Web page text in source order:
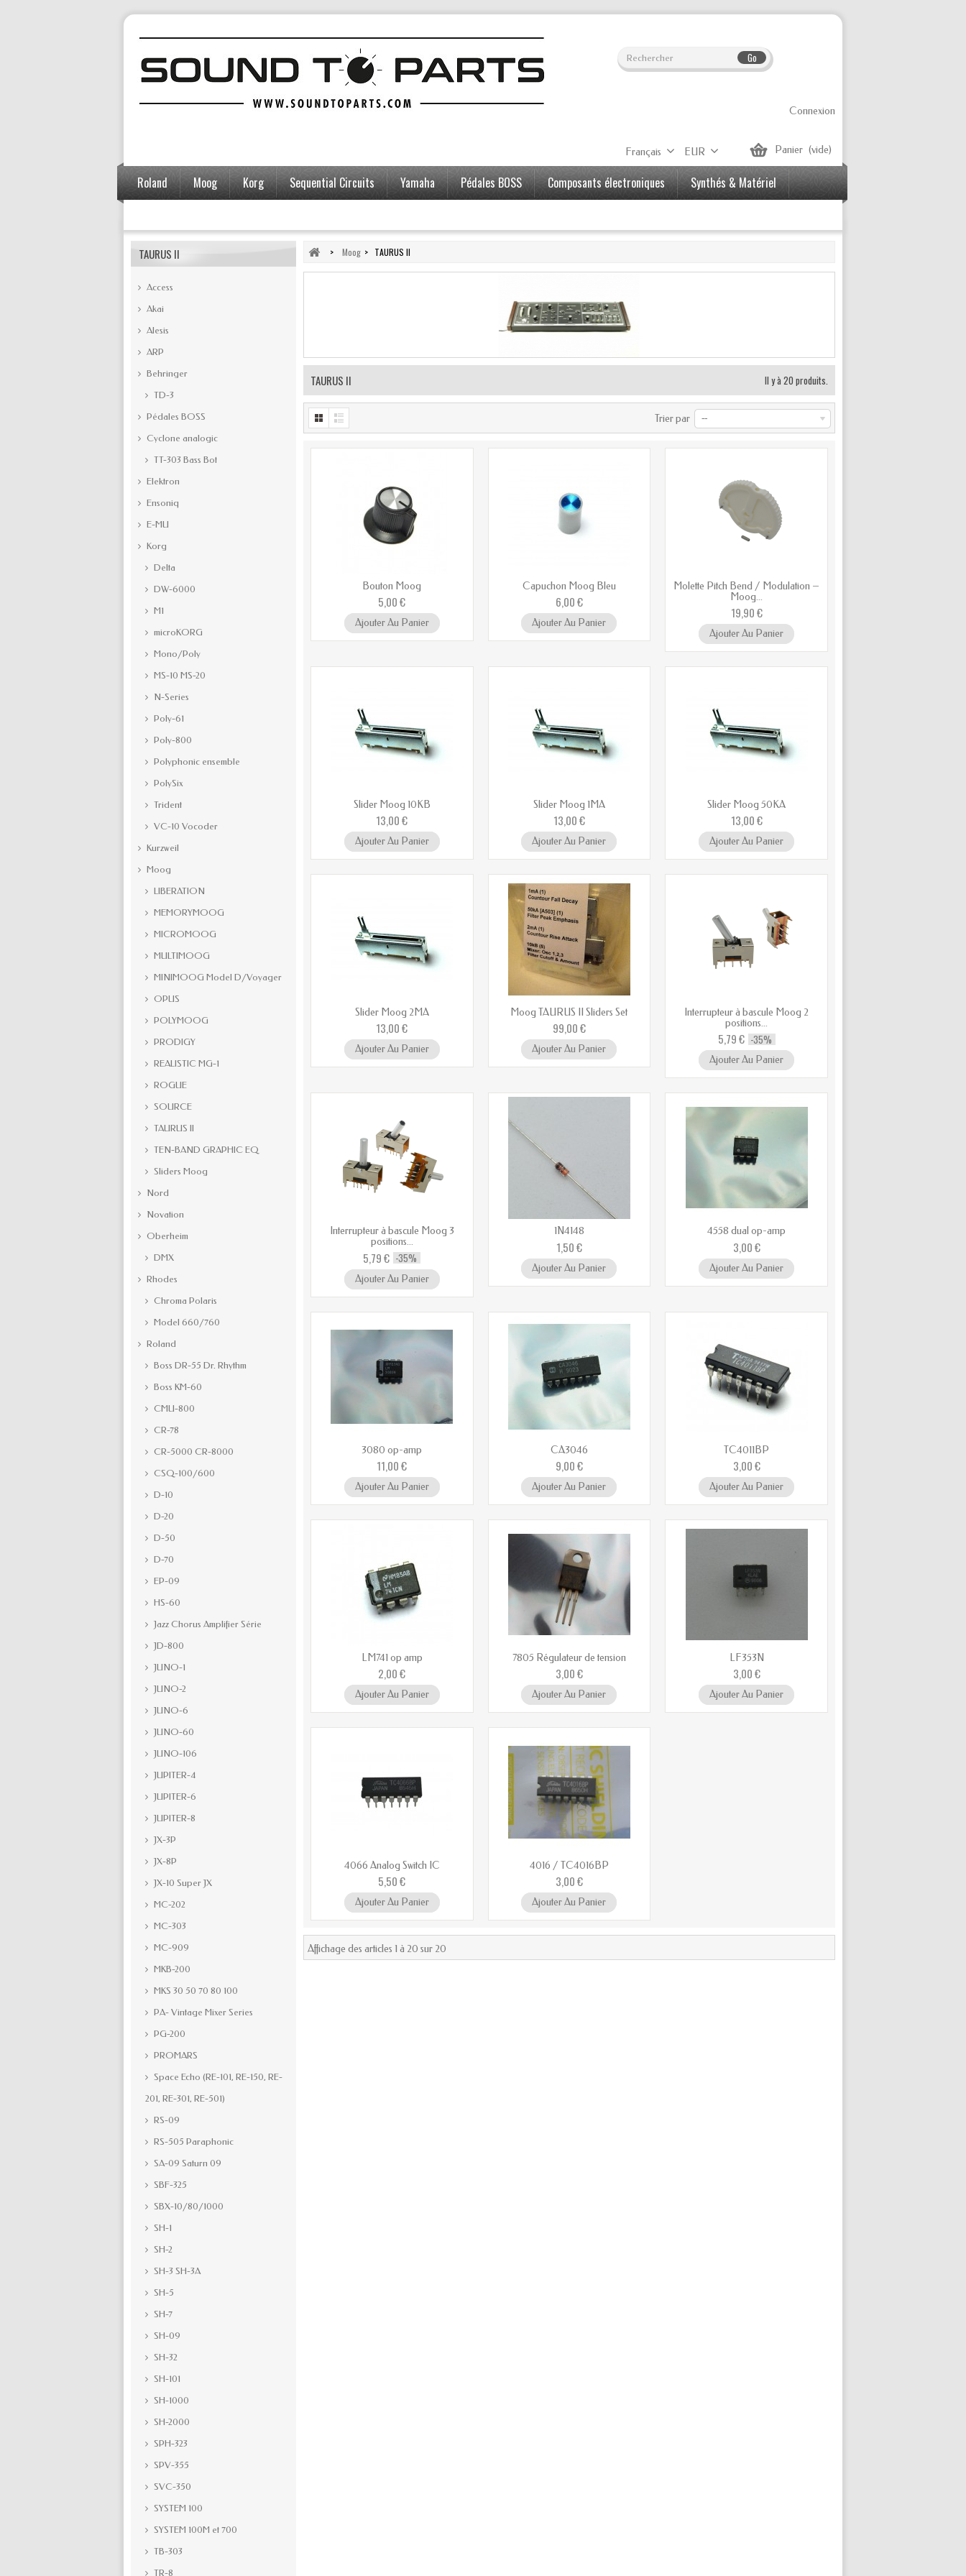
Go
Connexion
Panier (vide)
EUR
Français
Roland Moog Korg Sequential Circuits Yamaha Pédales BOSS Composants électroniques
Synthés & Matériel
TAURUS II
Access
Akai
Alesis
ARP
Behringer
TD-3
Pédales BOSS
Cyclone analogic
TT-303 Bass Bot
Elektron
Ensoniq
E-MU
Korg
Delta
DW-6000
M1
microKORG
Mono/Poly
MS-10 MS-20
N-Series
Poly-61
Poly-800
Polyphonic ensemble
PolySix
Trident
VC-10 Vocoder
Kurzweil
Moog
LIBERATION
MEMORYMOOG
MICROMOOG
MULTIMOOG
MINIMOOG Model D/Voyager
OPUS
POLYMOOG
PRODIGY
REALISTIC MG-1
ROGUE
SOURCE
TAURUS II
TEN-BAND GRAPHIC EQ
Sliders Moog
Nord
Novation
Oberheim
DMX
Rhodes
Chroma Polaris
Model 660/760
Roland
Boss DR-55 Dr. Rhythm
Boss KM-60
CMU-800
CR-78
CR-5000 CR-8000
CSQ-100/600
D-10
D-20
D-50
D-70
EP-09
HS-60
Jazz Chorus Amplifier Série
JD-800
JUNO-1
JUNO-2
JUNO-6
JUNO-60
JUNO-106
JUPITER-4
JUPITER-6
JUPITER-8
JX-3P
JX-8P
JX-10 Super JX
MC-202
MC-303
MC-909
MKB-200
MKS 30 50 70 80 100
PA- Vintage Mixer Series
PG-200
PROMARS
Space Echo (RE-101, RE-150, RE-
201, RE-301, RE-501)
RS-09
RS-505 Paraphonic
SA-09 Saturn 09
SBF-325
SBX-10/80/1000
SH-1
SH-2
SH-3 SH-3A
SH-5
SH-7
SH-09
SH-32
SH-101
SH-1000
SH-2000
SPH-323
SPV-355
SVC-350
SYSTEM 100
SYSTEM 100M et 700
TB-303
TR-8
> Moog > TAURUS II
TAURUS II Il y à 20 produits.
Trier par --
Bouton Moog
5,00 €
Ajouter Au Panier
Capuchon Moog Bleu
6,00 €
Ajouter Au Panier
Molette Pitch Bend / Modulation –
Moog...
19,90 €
Ajouter Au Panier
Slider Moog 10KB
13,00 €
Ajouter Au Panier
Slider Moog 1MA
13,00 €
Ajouter Au Panier
Slider Moog 50KA
13,00 €
Ajouter Au Panier
Slider Moog 2MA
13,00 €
Ajouter Au Panier
Moog TAURUS II Sliders Set
99,00 €
Ajouter Au Panier
Interrupteur à bascule Moog 2
positions...
5,79 € -35%
Ajouter Au Panier
Interrupteur à bascule Moog 3
positions...
5,79 € -35%
Ajouter Au Panier
1N4148
1,50 €
Ajouter Au Panier
4558 dual op-amp
3,00 €
Ajouter Au Panier
3080 op-amp
11,00 €
Ajouter Au Panier
CA3046
9,00 €
Ajouter Au Panier
TC4011BP
3,00 €
Ajouter Au Panier
LM741 op amp
2,00 €
Ajouter Au Panier
7805 Régulateur de tension
3,00 €
Ajouter Au Panier
LF353N
3,00 €
Ajouter Au Panier
4066 Analog Switch IC
5,50 €
Ajouter Au Panier
4016 / TC4016BP
3,00 €
Ajouter Au Panier
Affichage des articles 1 à 20 sur 20